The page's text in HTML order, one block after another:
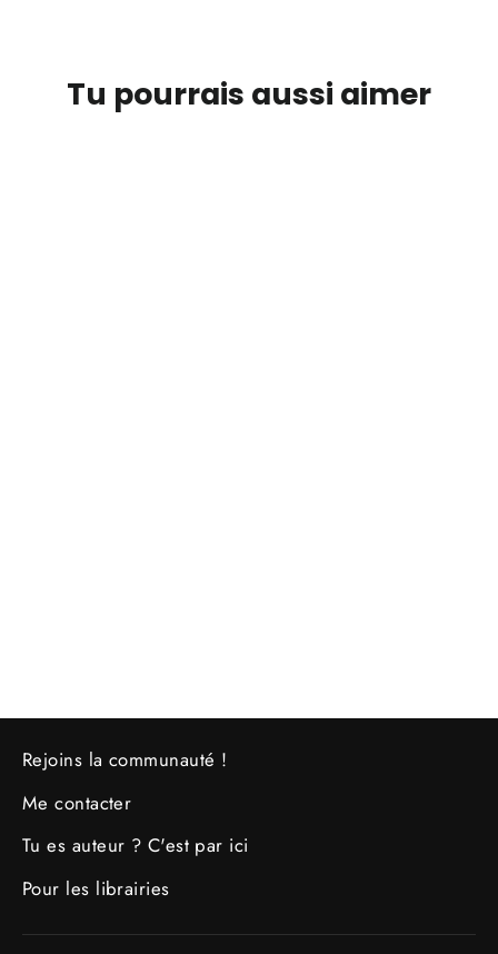
Tu pourrais aussi aimer
Rejoins la communauté !
Me contacter
Tu es auteur ? C'est par ici
Pour les librairies